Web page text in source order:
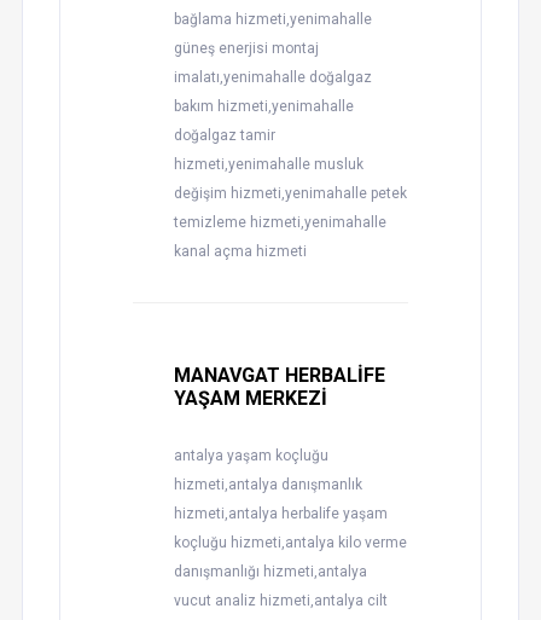
bağlama hizmeti,yenimahalle
güneş enerjisi montaj
imalatı,yenimahalle doğalgaz
bakım hizmeti,yenimahalle
doğalgaz tamir
hizmeti,yenimahalle musluk
değişim hizmeti,yenimahalle petek
temizleme hizmeti,yenimahalle
kanal açma hizmeti
MANAVGAT HERBALİFE
YAŞAM MERKEZİ
antalya yaşam koçluğu
hizmeti,antalya danışmanlık
hizmeti,antalya herbalife yaşam
koçluğu hizmeti,antalya kilo verme
danışmanlığı hizmeti,antalya
vucut analiz hizmeti,antalya cilt